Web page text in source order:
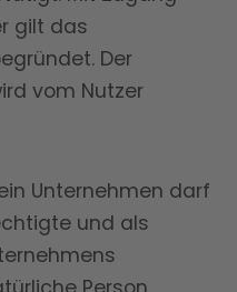
gilt das
Der
vom Nutzer
Unternehmen darf
und als